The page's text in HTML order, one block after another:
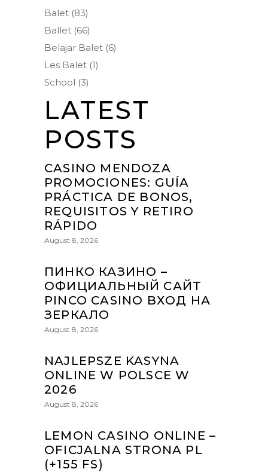
Balet (83)
Ballet (66)
Belajar Balet (6)
Les Balet (1)
School (3)
LATEST
POSTS
CASINO MENDOZA
PROMOCIONES: GUÍA
PRÁCTICA DE BONOS,
REQUISITOS Y RETIRO
RÁPIDO
August 8, 2026
ПИНКО КАЗИНО –
ОФИЦИАЛЬНЫЙ САЙТ
PINCO CASINO ВХОД НА
ЗЕРКАЛО
August 8, 2026
NAJLEPSZE KASYNA
ONLINE W POLSCE W
2026
August 8, 2026
LEMON CASINO ONLINE –
OFICJALNA STRONA PL
(+155 FS)